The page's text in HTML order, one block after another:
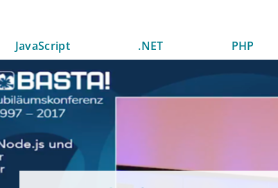
JavaScript .NET PHP